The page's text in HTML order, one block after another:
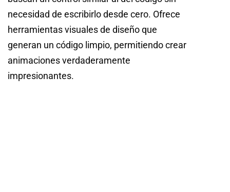
necesidad de escribirlo desde cero. Ofrece
herramientas visuales de diseño que
generan un código limpio, permitiendo crear
animaciones verdaderamente
impresionantes.